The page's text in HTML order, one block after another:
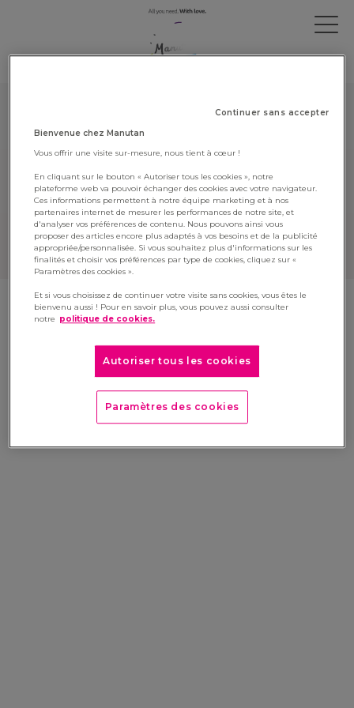
OUR VACANCIES
Cette offre d'emploi n'est plus active,
pour consulter les offres actuelles,
cliquez ici.
This vacancy is not available anymore,
to see all our current vacancies,click
here.
Mentions légales • Cookies et données personnelles
Continuer sans accepter
Bienvenue chez Manutan
Vous offrir une visite sur-mesure, nous tient à cœur !
En cliquant sur le bouton « Autoriser tous les cookies », notre
plateforme web va pouvoir échanger des cookies avec votre navigateur.
Ces informations permettent à notre équipe marketing et à nos
partenaires internet de mesurer les performances de notre site, et
d'analyser vos préférences de contenu. Nous pouvons ainsi vous
proposer des articles encore plus adaptés à vos besoins et de la publicité
appropriée/personnalisée. Si vous souhaitez plus d'informations sur les
finalités et choisir vos préférences par type de cookies, cliquez sur «
Paramètres des cookies ».
Et si vous choisissez de continuer votre visite sans cookies, vous êtes le
bienvenu aussi ! Pour en savoir plus, vous pouvez aussi consulter
notre politique de cookies.
Autoriser tous les cookies
Paramètres des cookies